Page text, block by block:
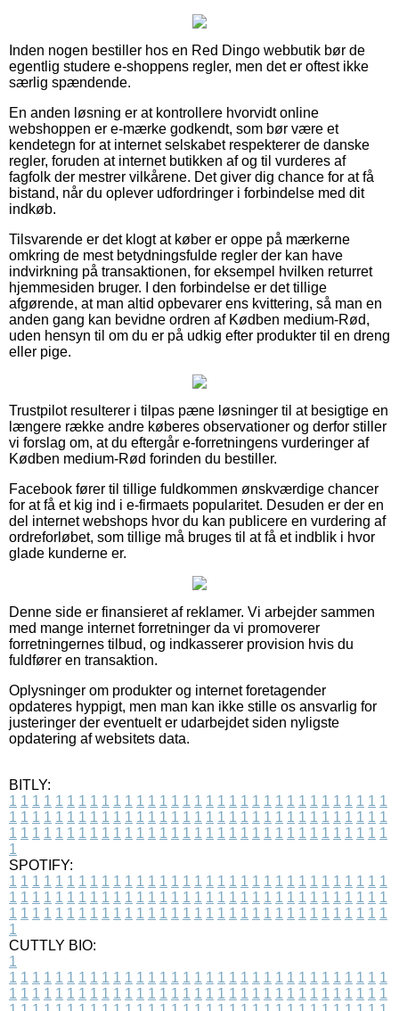
Inden nogen bestiller hos en Red Dingo webbutik bør de
egentlig studere e-shoppens regler, men det er oftest ikke
særlig spændende.
En anden løsning er at kontrollere hvorvidt online
webshoppen er e-mærke godkendt, som bør være et
kendetegn for at internet selskabet respekterer de danske
regler, foruden at internet butikken af og til vurderes af
fagfolk der mestrer vilkårene. Det giver dig chance for at få
bistand, når du oplever udfordringer i forbindelse med dit
indkøb.
Tilsvarende er det klogt at køber er oppe på mærkerne
omkring de mest betydningsfulde regler der kan have
indvirkning på transaktionen, for eksempel hvilken returret
hjemmesiden bruger. I den forbindelse er det tillige
afgørende, at man altid opbevarer ens kvittering, så man en
anden gang kan bevidne ordren af Kødben medium-Rød,
uden hensyn til om du er på udkig efter produkter til en dreng
eller pige.
Trustpilot resulterer i tilpas pæne løsninger til at besigtige en
længere række andre køberes observationer og derfor stiller
vi forslag om, at du eftergår e-forretningens vurderinger af
Kødben medium-Rød forinden du bestiller.
Facebook fører til tillige fuldkommen ønskværdige chancer
for at få et kig ind i e-firmaets popularitet. Desuden er der en
del internet webshops hvor du kan publicere en vurdering af
ordreforløbet, som tillige må bruges til at få et indblik i hvor
glade kunderne er.
Denne side er finansieret af reklamer. Vi arbejder sammen
med mange internet forretninger da vi promoverer
forretningernes tilbud, og indkasserer provision hvis du
fuldfører en transaktion.
Oplysninger om produkter og internet foretagender
opdateres hyppigt, men man kan ikke stille os ansvarlig for
justeringer der eventuelt er udarbejdet siden nyligste
opdatering af websitets data.
BITLY:
1 1 1 1 1 1 1 1 1 1 1 1 1 1 1 1 1 1 1 1 1 1 1 1 1 1 1 1 1 1 1 1 1
1 1 1 1 1 1 1 1 1 1 1 1 1 1 1 1 1 1 1 1 1 1 1 1 1 1 1 1 1 1 1 1 1
1 1 1 1 1 1 1 1 1 1 1 1 1 1 1 1 1 1 1 1 1 1 1 1 1 1 1 1 1 1 1 1 1
1
SPOTIFY:
1 1 1 1 1 1 1 1 1 1 1 1 1 1 1 1 1 1 1 1 1 1 1 1 1 1 1 1 1 1 1 1 1
1 1 1 1 1 1 1 1 1 1 1 1 1 1 1 1 1 1 1 1 1 1 1 1 1 1 1 1 1 1 1 1 1
1 1 1 1 1 1 1 1 1 1 1 1 1 1 1 1 1 1 1 1 1 1 1 1 1 1 1 1 1 1 1 1 1
1
CUTTLY BIO:
1
1 1 1 1 1 1 1 1 1 1 1 1 1 1 1 1 1 1 1 1 1 1 1 1 1 1 1 1 1 1 1 1 1
1 1 1 1 1 1 1 1 1 1 1 1 1 1 1 1 1 1 1 1 1 1 1 1 1 1 1 1 1 1 1 1 1